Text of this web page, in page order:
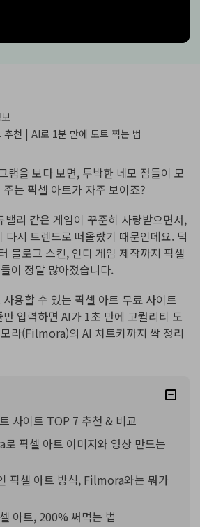
추천 | AI로 1분 만에 도트 찍는 법
램을 보다 보면, 투박한 네모 점들이 모
는 픽셀 아트가 자주 보이죠?
밸리 같은 게임이 꾸준히 사랑받으면서,
시 트렌드로 떠올랐기 때문인데요. 덕
블로그 스킨, 인디 게임 제작까지 픽셀
이 정말 많아졌습니다.
용할 수 있는 픽셀 아트 무료 사이트
입력하면 AI가 1초 만에 고퀄리티 도
라(Filmora)의 AI 치트키까지 싹 정리
사이트 TOP 7 추천 & 비교
픽셀 아트 이미지와 영상 만드는
픽셀 아트 방식, Filmora와는 뭐가
아트, 200% 써먹는 법